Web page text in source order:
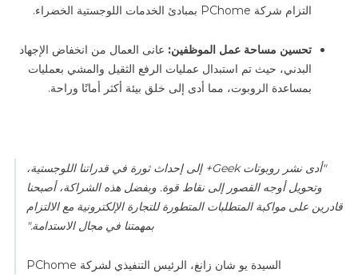
التزام شركة PChome بمبادئ الخدمات اللوجستية الخضراء.
تحسين مساحة عمل الموظفين: عانى العمال من انخفاض الإجهاد
البدني، حيث تم استبدال عمليات الرفع الثقيل والمشي بعمليات
بمساعدة الروبوت، مما أدى إلى خلق بيئة أكثر أمانًا وراحة.
"أدى نشر روبوتات Geek+ إلى إحداث ثورة في قدراتنا اللوجستية،
وتحويل أوجه القصور إلى نقاط قوة. وبفضل هذه الشراكة، أصبحنا
قادرين على مواكبة المتطلبات المتطورة للتجارة الإلكترونية مع الالتزام
بمهمتنا في مجال الاستدامة."
السيدة يو شان زانغ، الرئيس التنفيذي لشركة PChome